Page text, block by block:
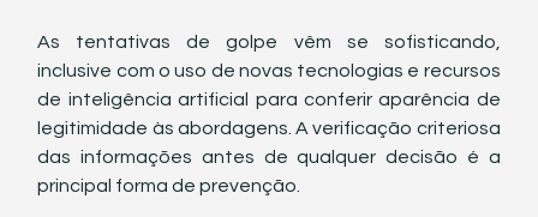
As tentativas de golpe vêm se sofisticando,
inclusive com o uso de novas tecnologias e recursos
de inteligência artificial para conferir aparência de
legitimidade às abordagens. A verificação criteriosa
das informações antes de qualquer decisão é a
principal forma de prevenção.